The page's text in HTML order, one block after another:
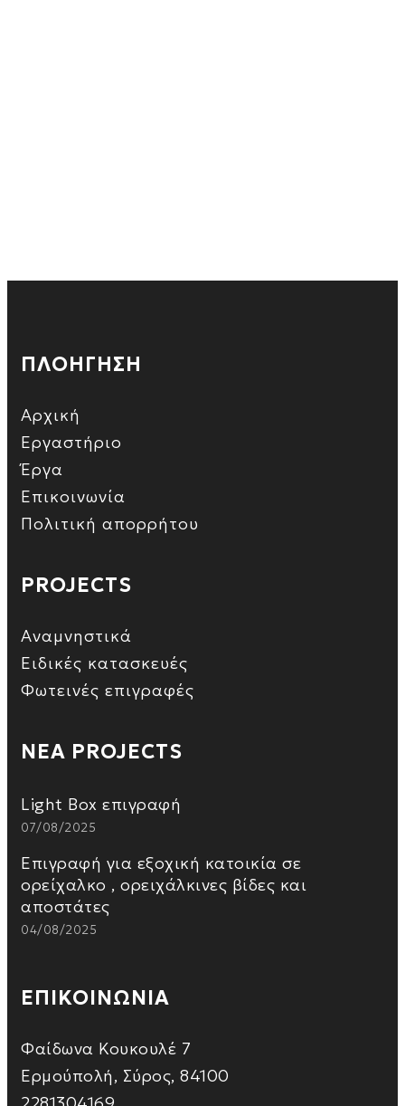
ΠΛΟΗΓΗΣΗ
Αρχική
Εργαστήριο
Έργα
Επικοινωνία
Πολιτική απορρήτου
PROJECTS
Αναμνηστικά
Ειδικές κατασκευές
Φωτεινές επιγραφές
ΝΕΑ PROJECTS
Light Box επιγραφή
07/08/2025
Επιγραφή για εξοχική κατοικία σε
ορείχαλκο , ορειχάλκινες βίδες και
αποστάτες
04/08/2025
ΕΠΙΚΟΙΝΩΝΙΑ
Φαίδωνα Κουκουλέ 7
Ερμούπολή, Σύρος, 84100